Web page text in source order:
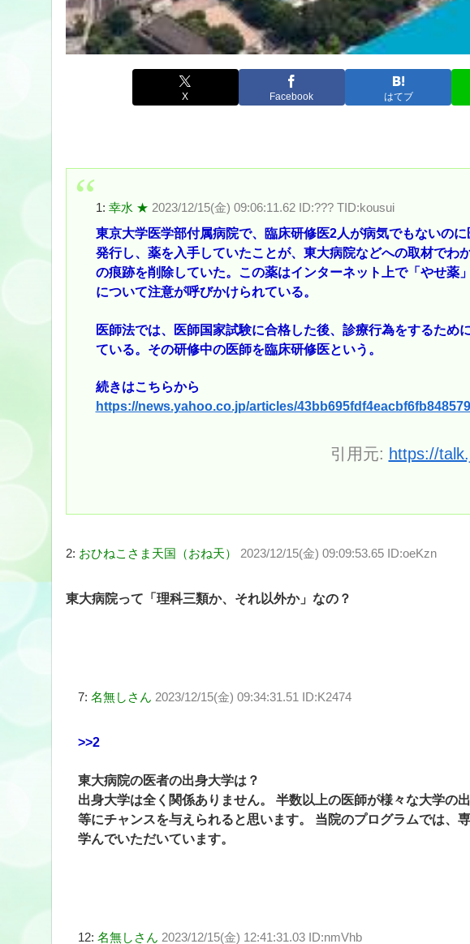
X Facebook はてブ
1: 幸水 ★ 2023/12/15(金) 09:06:11.62 ID:??? TID:kousui
東京大学医学部付属病院で、臨床研修医2人が病気でもないの
発行し、薬を入手していたことが、東大病院などへの取材でわ
の痕跡を削除していた。この薬はインターネット上で「やせ薬
について注意が呼びかけられている。
医師法では、医師国家試験に合格した後、診療行為をするため
ている。その研修中の医師を臨床研修医という。
続きはこちらから
https://news.yahoo.co.jp/articles/
引用元: https://
2: おひねこさま天国（おね天） 2023/12/15(金) 09:09:53.65 ID:oeKzn
東大病院って「理科三類か、それ以外か」なの？
7: 名無しさん 2023/12/15(金) 09:34:31.51 ID:K2474
>>2
東大病院の医者の出身大学は？
出身大学は全く関係ありません。 半数以上の医師が様々な大学の
等にチャンスを与えられると思います。 当院のプログラムでは、
学んでいただいています。
12: 名無しさん 2023/12/15(金) 12:41:31.03 ID:nmVhb